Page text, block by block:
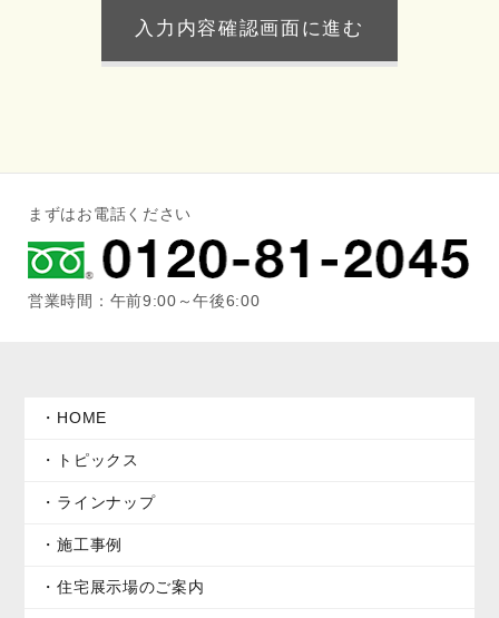
まずはお電話ください
営業時間：午前9:00～午後6:00
HOME
トピックス
ラインナップ
施工事例
住宅展示場のご案内